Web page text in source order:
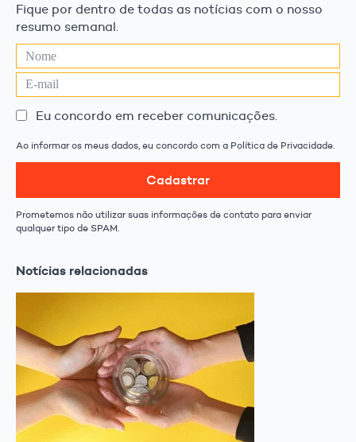
Fique por dentro de todas as notícias com o nosso
resumo semanal.
Eu concordo em receber comunicações.
Ao informar os meus dados, eu concordo com a Política de Privacidade.
Cadastrar
Prometemos não utilizar suas informações de contato para enviar
qualquer tipo de SPAM.
Notícias relacionadas